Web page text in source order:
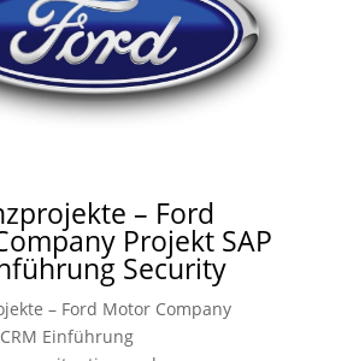
– Ford
Projekt SAP
Security
– Ford Motor Company
Einführung